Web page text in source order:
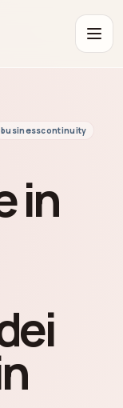
businesscontinuity
in